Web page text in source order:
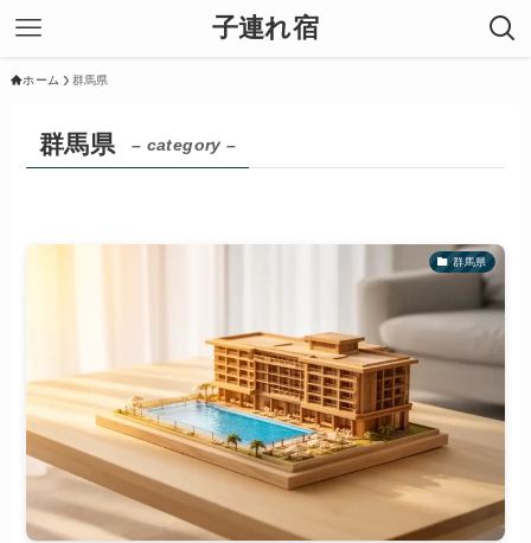
子連れ宿
ホーム 群馬県
群馬県 – category –
群馬県